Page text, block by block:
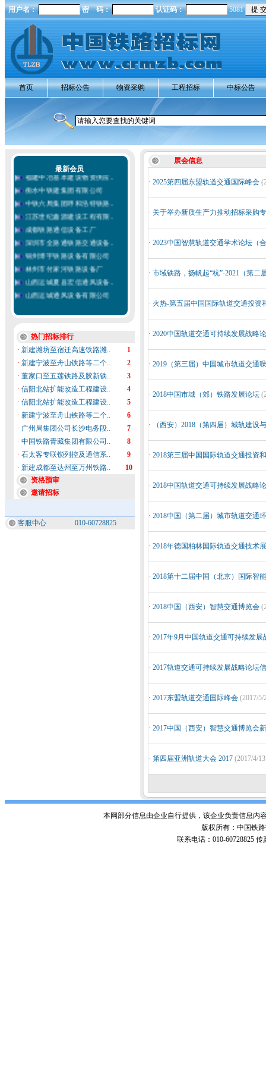
用户名： 密 码： 认证码： 5081
首页 招标公告 物资采购 工程招标 中标公告
最新会员
铁设（济南）电气设备有限..
北京力铁轨道交通设备有限..
北京力铁轨道交通设备有限..
邯郸市黎明铁路器材有限公..
北京佳讯飞鸿电气股份有限..
中铁电气工业有限公司
中铁十九局集团公司
广西南宁海斯德工程机械有..
广东铁路建设监理有限公司
宜兴市腾达土工布有限公司
东莞市津盈实业有限公司
唐山开元自动焊接装备有限..
福建中冶基本建设物资供应..
衡水中铁建集团有限公司
中铁六局集团呼和浩特铁路..
江苏世纪鑫源建设工程有限..
成都铁路通信设备工厂
深圳市全路通铁路交通设备..
锦州博宇铁路设备有限公司
林州市付家河铁路设备厂
山西运城夏县宏信通风设备..
山西运城通风设备有限公司
保定金风帆蓄电池有限公司
上海倩诚铁路电器配线有限..
中国铁路招标网
株洲时代新材料科技股份有..
哈尔滨复盛铁路工电器材有..
深圳市恒毅兴实业有限公司
南京菲尼克斯电气有限公司
德和盛电气上海有限公司
中国铁路物资总公司
热门招标排行
· 新建潍坊至宿迁高速铁路潍..
· 新建宁波至舟山铁路等二个..
· 董家口至五莲铁路及胶新铁..
· 信阳北站扩能改造工程建设..
· 信阳北站扩能改造工程建设..
· 新建宁波至舟山铁路等二个..
· 广州局集团公司长沙电务段..
· 中国铁路青藏集团有限公司..
· 石太客专联锁列控及通信系..
· 新建成都至达州至万州铁路..
1
2
3
4
5
6
7
8
9
10
资格预审
邀请招标
客服中心 010-60728825
展会信息
· 2025第四届东盟轨道交通国际峰会
· 关于举办新质生产力推动招标采购
· 2023中国智慧轨道交通学术论坛（
· 市域铁路，扬帆起“杭”-2021（第
· 火热-第五届中国国际轨道交通投
· 2020中国轨道交通可持续发展战略
· 2019（第三届）中国城市轨道交通
· 2018中国市域（郊）铁路发展论坛
· （西安）2018（第四届）城轨建设
· 2018第三届中国国际轨道交通投资
· 2018中国轨道交通可持续发展战略
· 2018中国（第二届）城市轨道交通
· 2018年德国柏林国际轨道交通技术
· 2018第十二届中国（北京）国际智
· 2018中国（西安）智慧交通博览会
· 2017年9月中国轨道交通可持续发
· 2017轨道交通可持续发展战略论坛
· 2017东盟轨道交通国际峰会 (2017/5/
· 2017中国（西安）智慧交通博览会
· 第四届亚洲轨道大会 2017 (2017/4/
本网部分信息由企业自行提供，该企业负责信息内
版权所有：中国铁路
联系电话：010-60728825 传